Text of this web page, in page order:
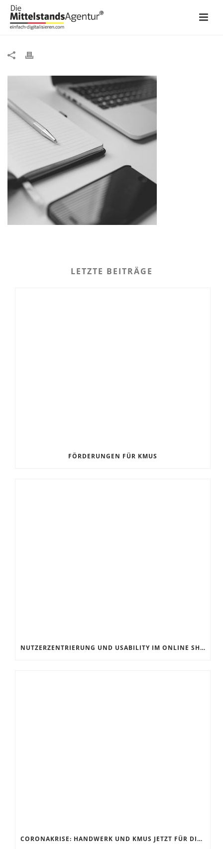
ABOUT01-03
LETZTE BEITRÄGE
FÖRDERUNGEN FÜR KMUS
NUTZERZENTRIERUNG UND USABILITY IM ONLINE SHOP
CORONAKRISE: HANDWERK UND KMUS JETZT FÜR DIE ZUKUNFT RÜSTEN